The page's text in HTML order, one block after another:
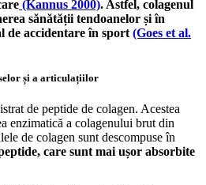
(Kannus 2000). Astfel, colagenul
sănătății tendoanelor și în
de accidentare în sport (Goes et al.
și a articulațiilor
de peptide de colagen. Acestea
enzimatică a colagenului brut din
de colagen sunt descompuse în
care sunt mai ușor absorbite